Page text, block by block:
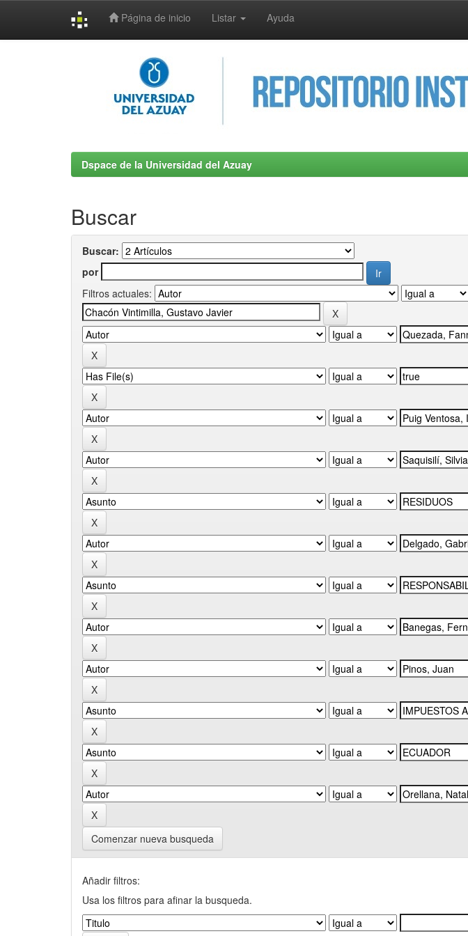
Página de inicio Listar Ayuda
Dspace de la Universidad del Azuay
Buscar
Buscar:
por
Filtros actuales:
Comenzar nueva busqueda
Añadir filtros:
Usa los filtros para afinar la busqueda.